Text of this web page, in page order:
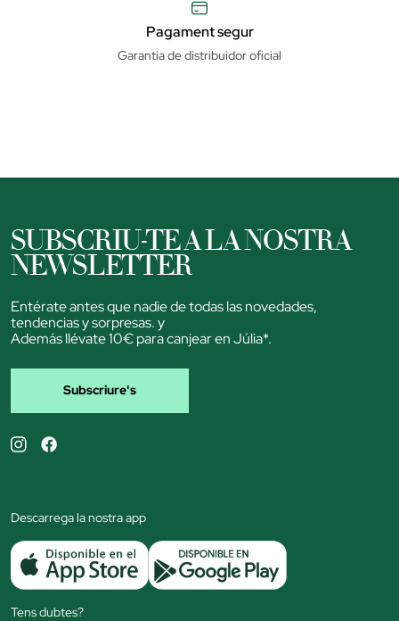
Pagament segur
Garantia de distribuidor oficial
SUBSCRIU-TE A LA NOSTRA
NEWSLETTER
Entérate antes que nadie de todas las novedades,
tendencias y sorpresas. y
Además llévate 10€ para canjear en Júlia*.
Subscriure's
Descarrega la nostra app
Tens dubtes?